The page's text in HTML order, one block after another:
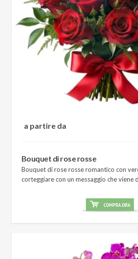
a partire da
Bouquet di rose rosse
Bouquet di rose rosse romantico con
corteggiare con un messaggio che viene